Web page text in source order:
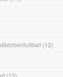
(12)
(13)